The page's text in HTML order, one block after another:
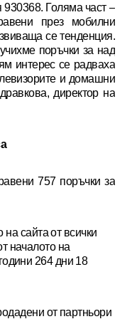
Голяма част –
през мобилни
се тенденция.
поръчки за над
интерес се радваха
и домашни
директор на
757 поръчки за
сайта от всички
началото на
264 дни 18
от партньори